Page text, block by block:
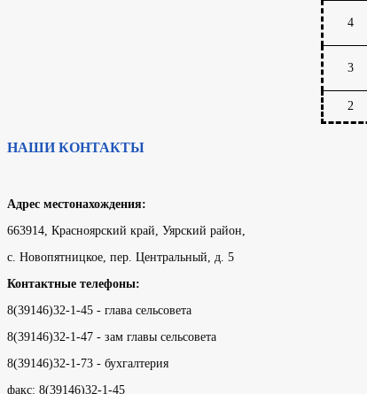
4
3
2
НАШИ КОНТАКТЫ
Адрес местонахождения:
663914, Красноярский край, Уярский район,
с. Новопятницкое, пер. Центральный, д. 5
Контактные телефоны:
8(39146)32-1-45 - глава сельсовета
8(39146)32-1-47 - зам главы сельсовета
8(39146)32-1-73 - бухгалтерия
факс: 8(39146)32-1-45